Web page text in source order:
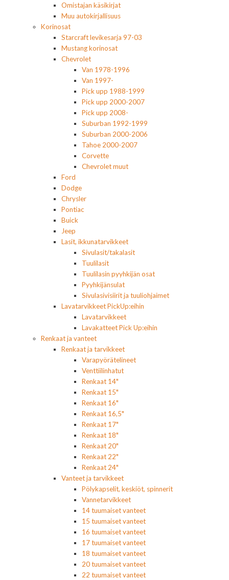
Omistajan käsikirjat
Muu autokirjallisuus
Korinosat
Starcraft levikesarja 97-03
Mustang korinosat
Chevrolet
Van 1978-1996
Van 1997-
Pick upp 1988-1999
Pick upp 2000-2007
Pick upp 2008-
Suburban 1992-1999
Suburban 2000-2006
Tahoe 2000-2007
Corvette
Chevrolet muut
Ford
Dodge
Chrysler
Pontiac
Buick
Jeep
Lasit, ikkunatarvikkeet
Sivulasit/takalasit
Tuulilasit
Tuulilasin pyyhkijän osat
Pyyhkijänsulat
Sivulasivisiirit ja tuuliohjaimet
Lavatarvikkeet PickUp:eihin
Lavatarvikkeet
Lavakatteet Pick Up:eihin
Renkaat ja vanteet
Renkaat ja tarvikkeet
Varapyörätelineet
Venttiilinhatut
Renkaat 14"
Renkaat 15"
Renkaat 16"
Renkaat 16,5"
Renkaat 17"
Renkaat 18"
Renkaat 20"
Renkaat 22"
Renkaat 24"
Vanteet ja tarvikkeet
Pölykapselit, keskiöt, spinnerit
Vannetarvikkeet
14 tuumaiset vanteet
15 tuumaiset vanteet
16 tuumaiset vanteet
17 tuumaiset vanteet
18 tuumaiset vanteet
20 tuumaiset vanteet
22 tuumaiset vanteet